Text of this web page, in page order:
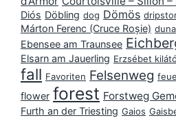
Diós Döbling dog Dömös
Márton Ferenc (Cruce Roșie)
Ebensee am Traunsee
Elsarn am Jauerling Erzsébet
fall Favoriten Felsenweg
flower forest Forstweg
Furth an der Triesting Gaios